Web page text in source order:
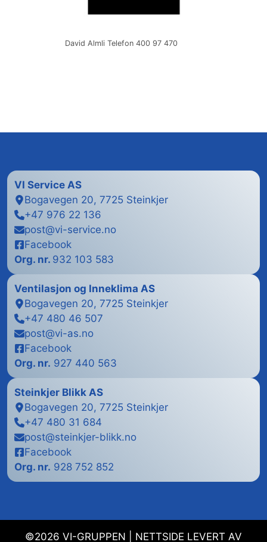
David Almli Telefon 400 97 470
VI Service AS
Bogavegen 20, 7725 Steinkjer
+47 976 22 136
post@vi-service.no
Facebook
Org. nr. 932 103 583
Ventilasjon og Inneklima AS
Bogavegen 20, 7725 Steinkjer
+47 480 46 507
post@vi-as.no
Facebook
Org. nr. 927 440 563
Steinkjer Blikk AS
Bogavegen 20, 7725 Steinkjer
+47 480 31 684
post@steinkjer-blikk.no
Facebook
Org. nr. 928 752 852
©2026 VI-GRUPPEN | NETTSIDE LEVERT AV